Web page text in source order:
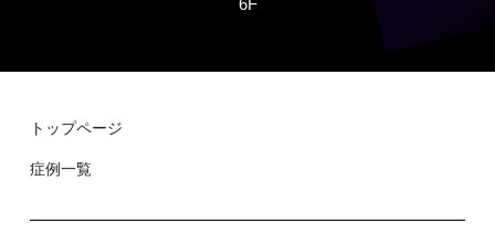
トップページ
症例⼀覧